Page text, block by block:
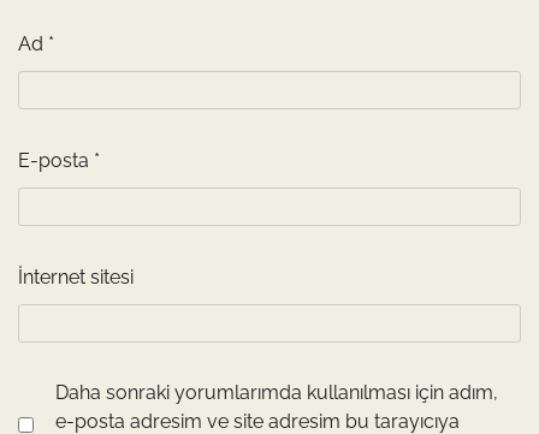
Ad *
E-posta *
İnternet sitesi
Daha sonraki yorumlarımda kullanılması için adım,
e-posta adresim ve site adresim bu tarayıcıya